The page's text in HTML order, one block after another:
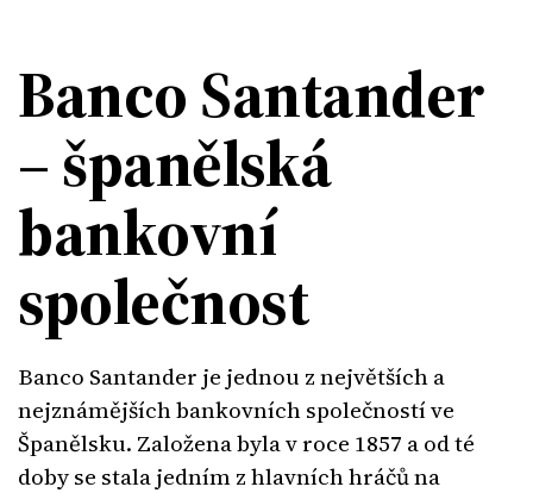
Banco Santander
– španělská
bankovní
společnost
Banco Santander je jednou z největších a
nejznámějších bankovních společností ve
Španělsku. Založena byla v roce 1857 a od té
doby se stala jedním z hlavních hráčů na